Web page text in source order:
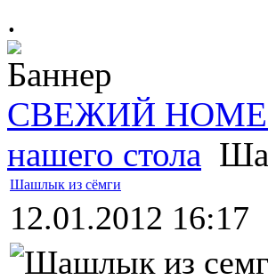
.
СВЕЖИЙ
нашего стола
Шашлык из сёмги
12.01.2012 16:17